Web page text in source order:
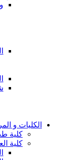
الكليات و
كلية
كلية